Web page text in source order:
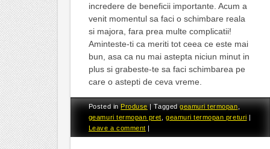
incredere de beneficii importante. Acum a
venit momentul sa faci o schimbare reala
si majora, fara prea multe complicatii!
Aminteste-ti ca meriti tot ceea ce este mai
bun, asa ca nu mai astepta niciun minut in
plus si grabeste-te sa faci schimbarea pe
care o astepti de ceva vreme.
Posted inProduse |Taggedgeamuri termopan,
geamuri termopan pret, geamuri termopan preturi
Leave a comment